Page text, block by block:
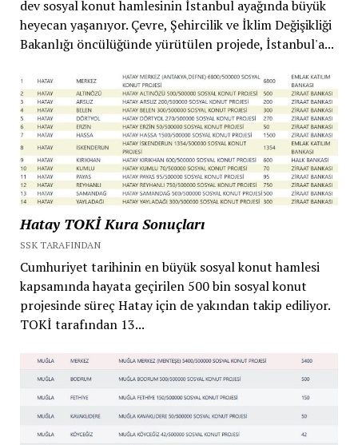
dev sosyal konut hamlesinin İstanbul ayağında büyük
heyecan yaşanıyor. Çevre, Şehircilik ve İklim Değişikliği
Bakanlığı öncülüğünde yürütülen projede, İstanbul'a...
Hatay TOKİ Kura Sonuçları
SSK TARAFINDAN
Cumhuriyet tarihinin en büyük sosyal konut hamlesi
kapsamında hayata geçirilen 500 bin sosyal konut
projesinde süreç Hatay için de yakından takip ediliyor.
TOKİ tarafından 13...